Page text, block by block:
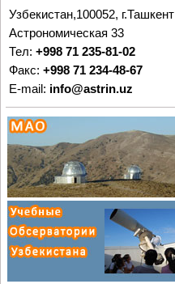
Узбекистан,100052, г.Ташкент
Астрономическая 33
Тел: +998 71 235-81-02
Факс: +998 71 234-48-67
E-mail: info@astrin.uz